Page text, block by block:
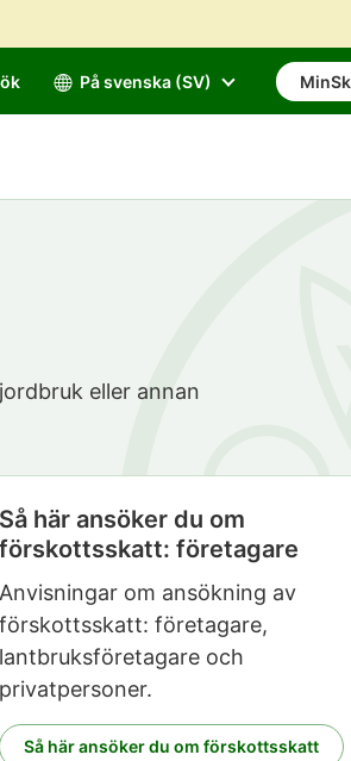
På svenska (SV)
eller annan
Så här ansöker du om
förskottsskatt: företagare
Anvisningar om ansökning av
förskottsskatt: företagare,
lantbruksföretagare och
privatpersoner.
Så här ansöker du om förskottsskatt